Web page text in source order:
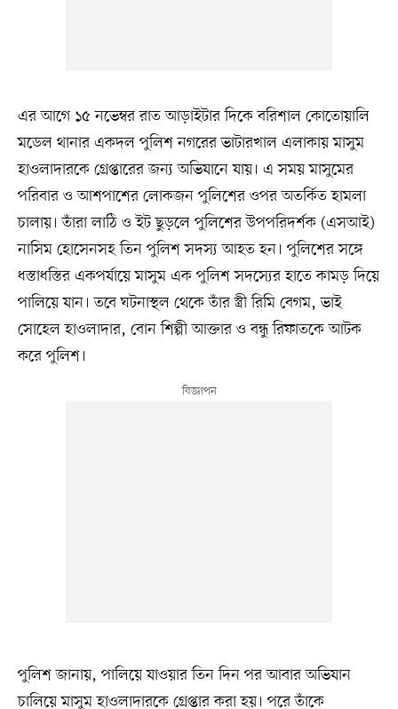
এর আগে ১৫ নভেম্বর রাত আড়াইটার দিকে বরিশাল কোতোয়ালি
মডেল থানার একদল পুলিশ নগরের ভাটারখাল এলাকায় মাসুম
হাওলাদারকে গ্রেপ্তারের জন্য অভিযানে যায়। এ সময় মাসুমের
পরিবার ও আশপাশের লোকজন পুলিশের ওপর অতর্কিত হামলা
চালায়। তাঁরা লাঠি ও ইট ছুড়লে পুলিশের উপপরিদর্শক (এসআই)
নাসিম হোসেনসহ তিন পুলিশ সদস্য আহত হন। পুলিশের সঙ্গে
ধস্তাধস্তির একপর্যায়ে মাসুম এক পুলিশ সদস্যের হাতে কামড় দিয়ে
পালিয়ে যান। তবে ঘটনাস্থল থেকে তাঁর স্ত্রী রিমি বেগম, ভাই
সোহেল হাওলাদার, বোন শিল্পী আক্তার ও বন্ধু রিফাতকে আটক
করে পুলিশ।
পুলিশ জানায়, পালিয়ে যাওয়ার তিন দিন পর আবার অভিযান
চালিয়ে মাসুম হাওলাদারকে গ্রেপ্তার করা হয়। পরে তাঁকে